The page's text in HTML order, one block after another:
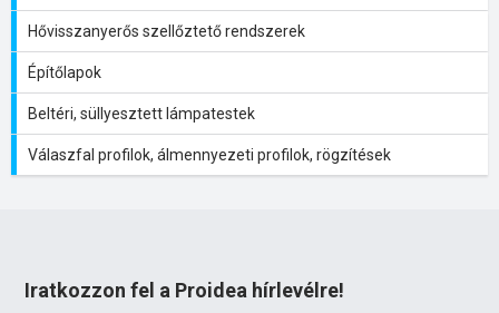
Hővisszanyerős szellőztető rendszerek
Építőlapok
Beltéri, süllyesztett lámpatestek
Válaszfal profilok, álmennyezeti profilok, rögzítések
Iratkozzon fel a Proidea hírlevélre!